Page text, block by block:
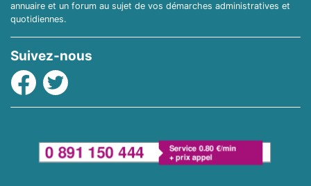
annuaire et un forum au sujet de vos démarches administratives et
quotidiennes.
Suivez-nous
Facebook
Twitter